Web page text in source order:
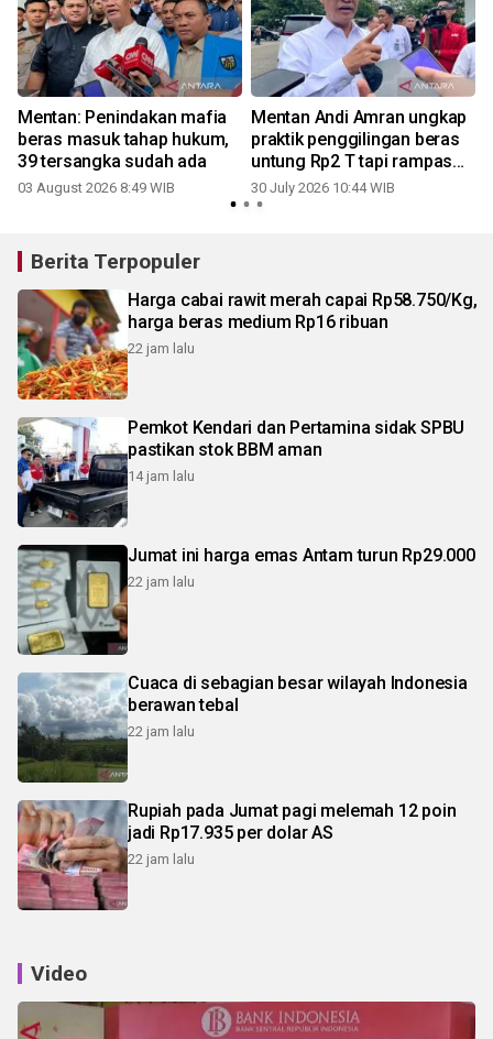
Mentan: Penindakan mafia
beras masuk tahap hukum,
39 tersangka sudah ada
03 August 2026 8:49 WIB
Mentan Andi Amran ungkap
praktik penggilingan beras
untung Rp2 T tapi rampas
hak rakyat
30 July 2026 10:44 WIB
Berita Terpopuler
Harga cabai rawit merah capai Rp58.750/Kg,
harga beras medium Rp16 ribuan
22 jam lalu
Pemkot Kendari dan Pertamina sidak SPBU
pastikan stok BBM aman
14 jam lalu
Jumat ini harga emas Antam turun Rp29.000
22 jam lalu
Cuaca di sebagian besar wilayah Indonesia
berawan tebal
22 jam lalu
Rupiah pada Jumat pagi melemah 12 poin
jadi Rp17.935 per dolar AS
22 jam lalu
Video